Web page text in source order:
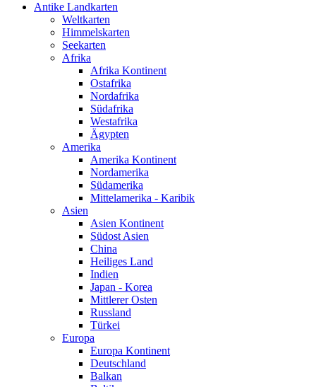
Antike Landkarten
Weltkarten
Himmelskarten
Seekarten
Afrika
Afrika Kontinent
Ostafrika
Nordafrika
Südafrika
Westafrika
Ägypten
Amerika
Amerika Kontinent
Nordamerika
Südamerika
Mittelamerika - Karibik
Asien
Asien Kontinent
Südost Asien
China
Heiliges Land
Indien
Japan - Korea
Mittlerer Osten
Russland
Türkei
Europa
Europa Kontinent
Deutschland
Balkan